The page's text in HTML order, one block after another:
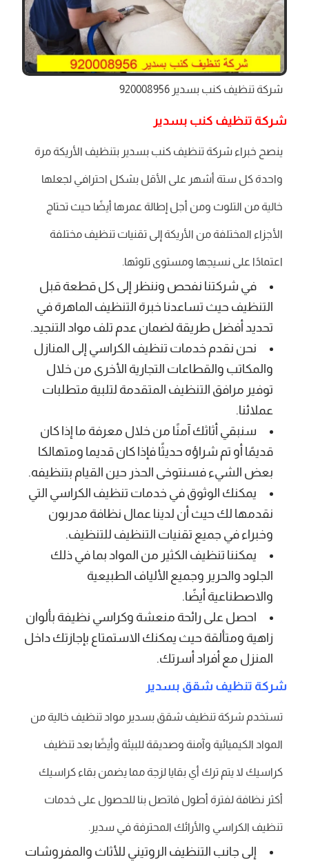
شركة تنظيف كنب بسدير 920008956
شركة تنظيف كنب بسدير
ينصح خبراء شركة تنظيف كنب بسدير بتنظيف الأريكة مرة
واحدة كل ستة أشهر على الأقل بشكل احترافي لجعلها
خالية من التلوث ومن أجل إطالة عمرها أيضًا حيث تحتاج
الأجزاء المختلفة من الأريكة إلى تقنيات تنظيف مختلفة
اعتمادًا على نسيجها ومستوى تلوثها.
في شركتنا نفحص وننظر إلى كل قطعة قبل
التنظيف حيث تساعدنا خبرة التنظيف الماهرة في
تحديد أفضل طريقة لضمان عدم تلف مواد التنجيد.
نحن نقدم خدمات تنظيف الكراسي إلى المنازل
والمكاتب والقطاعات التجارية الأخرى من خلال
توفير مرافق التنظيف المتقدمة لتلبية متطلبات
عملائنا.
سنبقي أثاثك آمنًا من خلال معرفة ما إذا كان
قديمًا أو تم شراؤه حديثًا فإذا كان قديما ومتهالكا
بعض الشيء فسنتوخى الحذر حين القيام بتنظيفه.
يمكنك الوثوق في خدمات تنظيف الكراسي التي
نقدمها لك حيث أن لدينا عمال نظافة مدربون
وخبراء في جميع تقنيات التنظيف للتنظيف.
يمكننا تنظيف الكثير من المواد بما في ذلك
الجلود والحرير وجميع الألياف الطبيعية
والاصطناعية أيضًا.
احصل على رائحة منعشة وكراسي نظيفة بألوان
زاهية ومتألقة حيث يمكنك الاستمتاع بإجازتك داخل
المنزل مع أفراد أسرتك.
شركة تنظيف شقق بسدير
تستخدم شركة تنظيف شقق بسدير مواد تنظيف خالية من
المواد الكيميائية وآمنة وصديقة للبيئة وأيضًا بعد تنظيف
كراسيك لا يتم ترك أي بقايا لزجة مما يضمن بقاء كراسيك
أكثر نظافة لفترة أطول فاتصل بنا للحصول على خدمات
تنظيف الكراسي والأرائك المحترفة في سدير.
إلى جانب التنظيف الروتيني للأثاث والمفروشات